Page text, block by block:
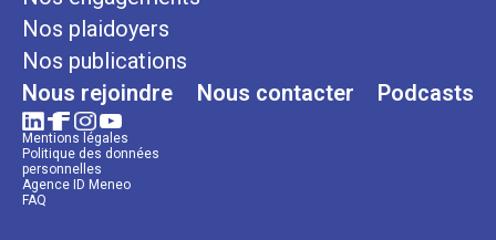
Nos plaidoyers
Nos publications
Nous rejoindre Nous contacter Podcasts
Mentions légales
Politique des données
personnelles
Agence ID Meneo
FAQ